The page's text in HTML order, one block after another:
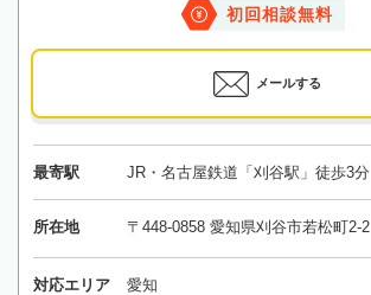
初回相談無料
メールする
最寄駅 JR・名古屋鉄道「刈谷駅」徒歩3分
所在地 〒448-0858 愛知県刈谷市若松町2-2
対応エリア 愛知